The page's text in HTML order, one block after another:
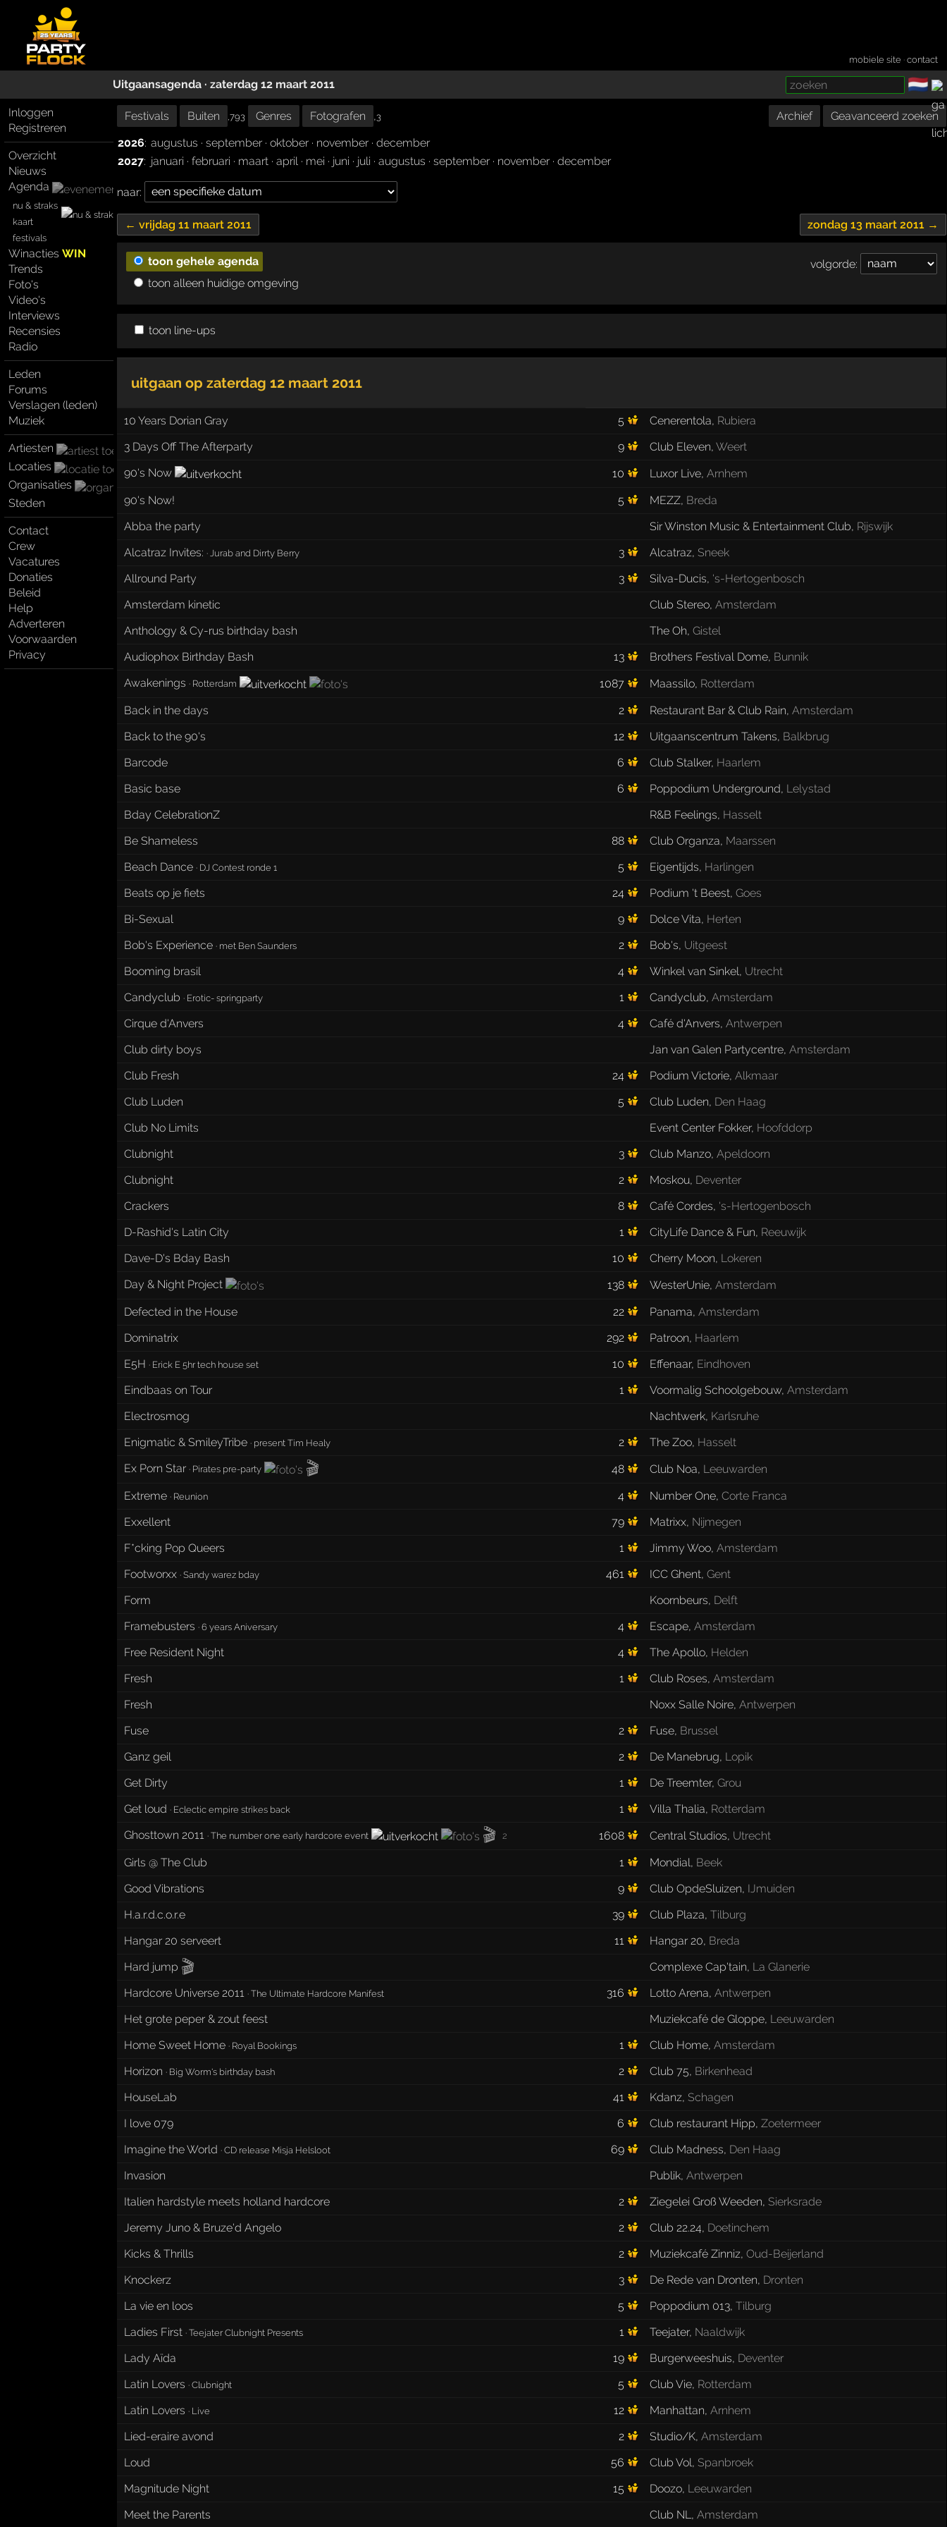
mobiele site ·contact
Uitgaansagenda · zaterdag 12 maart 2011 🇳🇱
Inloggen
Registreren
Overzicht
Nieuws
Agenda
nu & straks
kaart
festivals
WinactiesWIN
Trends
Foto's
Video's
Interviews
Recensies
Radio
Leden
Forums
Verslagen (leden)
Muziek
Artiesten
Locaties
Organisaties
Steden
Contact
Crew
Vacatures
Donaties
Beleid
Help
Adverteren
Voorwaarden
Privacy
Festivals Buiten ,793 Genres Fotografen ,3 Archief
Geavanceerd zoeken
2026: augustus · september · oktober · november · december
2027: januari · februari · maart · april · mei · juni · juli · augustus · september · november · december
naar:
← vrijdag 11 maart 2011 zondag 13 maart 2011 →
volgorde:
toon gehele agenda
toon alleen huidige omgeving
toon line-ups
uitgaan op zaterdag 12 maart 2011
10 Years Dorian Gray 5 Cenerentola, Rubiera
3 Days Off The Afterparty
9 Club Eleven, Weert
90's Now
10 Luxor Live, Arnhem
90's Now!
5 MEZZ, Breda
Abba the party
Sir Winston Music & Entertainment Club, Rijswijk
Alcatraz Invites: · Jurab and Dirrty Berry 3 Alcatraz, Sneek
Allround Party
3 Silva-Ducis, 's-Hertogenbosch
Amsterdam kinetic
Club Stereo, Amsterdam
Anthology & Cy-rus birthday bash
The Oh, Gistel
Audiophox Birthday Bash
13 Brothers Festival Dome, Bunnik
Awakenings · Rotterdam 1087 Maassilo, Rotterdam
Back in the days
2 Restaurant Bar & Club Rain, Amsterdam
Back to the 90's
12 Uitgaanscentrum Takens, Balkbrug
Barcode
6 Club Stalker, Haarlem
Basic base
6 Poppodium Underground, Lelystad
Bday CelebrationZ
R&B Feelings, Hasselt
Be Shameless
88 Club Organza, Maarssen
Beach Dance · DJ Contest ronde 1 5 Eigentijds, Harlingen
Beats op je fiets
24 Podium 't Beest, Goes
Bi-Sexual
9 Dolce Vita, Herten
Bob's Experience · met Ben Saunders 2 Bob's, Uitgeest
Booming brasil
4 Winkel van Sinkel, Utrecht
Candyclub · Erotic- springparty 1 Candyclub, Amsterdam
Cirque d'Anvers
4 Café d'Anvers, Antwerpen
Club dirty boys
Jan van Galen Partycentre, Amsterdam
Club Fresh
24 Podium Victorie, Alkmaar
Club Luden
5 Club Luden, Den Haag
Club No Limits
Event Center Fokker, Hoofddorp
Clubnight
3 Club Manzo, Apeldoorn
Clubnight
2 Moskou, Deventer
Crackers
8 Café Cordes, 's-Hertogenbosch
D-Rashid's Latin City
1 CityLife Dance & Fun, Reeuwijk
Dave-D's Bday Bash
10 Cherry Moon, Lokeren
Day & Night Project
138 WesterUnie, Amsterdam
Defected in the House
22 Panama, Amsterdam
Dominatrix
292 Patroon, Haarlem
E5H · Erick E 5hr tech house set 10 Effenaar, Eindhoven
Eindbaas on Tour
1 Voormalig Schoolgebouw, Amsterdam
Electrosmog
Nachtwerk, Karlsruhe
Enigmatic & SmileyTribe · present Tim Healy 2 The Zoo, Hasselt
Ex Porn Star · Pirates pre-party 🎬 48 Club Noa, Leeuwarden
Extreme · Reunion 4 Number One, Corte Franca
Exxellent
79 Matrixx, Nijmegen
F*cking Pop Queers
1 Jimmy Woo, Amsterdam
Footworxx ·Sandy warez bday 461 ICC Ghent, Gent
Form
Koornbeurs, Delft
Framebusters ·6 years Aniversary 4 Escape, Amsterdam
Free Resident Night
4 The Apollo, Helden
Fresh
1 Club Roses, Amsterdam
Fresh
Noxx Salle Noire, Antwerpen
Fuse
2 Fuse, Brussel
Ganz geil
2 De Manebrug, Lopik
Get Dirty
1 De Treemter, Grou
Get loud · Eclectic empire strikes back 1 Villa Thalia, Rotterdam
Ghosttown 2011 ·The number one early hardcore event 🎬 2 1608 Central Studios, Utrecht
Girls @ The Club
1 Mondial, Beek
Good Vibrations
9 Club OpdeSluizen, IJmuiden
H.a.r.d.c.o.r.e
39 Club Plaza, Tilburg
Hangar 20 serveert
11 Hangar 20, Breda
Hard jump 🎬 Complexe Cap'tain, La Glanerie
Hardcore Universe 2011 ·The Ultimate Hardcore Manifest 316 Lotto Arena, Antwerpen
Het grote peper & zout feest
Muziekcafé de Gloppe, Leeuwarden
Home Sweet Home · Royal Bookings 1 Club Home, Amsterdam
Horizon · Big Worm's birthday bash 2 Club 75, Birkenhead
HouseLab
41 Kdanz, Schagen
I love 079
6 Club restaurant Hipp, Zoetermeer
Imagine the World ·CD release Misja Helsloot 69 Club Madness, Den Haag
Invasion
Publik, Antwerpen
Italien hardstyle meets holland hardcore
2 Ziegelei Groß Weeden, Sierksrade
Jeremy Juno & Bruze'd Angelo
2 Club 22.24, Doetinchem
Kicks & Thrills
2 Muziekcafé Zinniz, Oud-Beijerland
Knockerz
3 De Rede van Dronten, Dronten
La vie en loos
5 Poppodium 013, Tilburg
Ladies First ·Teejater Clubnight Presents 1 Teejater, Naaldwijk
Lady Aïda
19 Burgerweeshuis, Deventer
Latin Lovers ·Clubnight 5 Club Vie, Rotterdam
Latin Lovers · Live 12 Manhattan, Arnhem
Lied-eraire avond
2 Studio/K, Amsterdam
Loud
56 Club Vol, Spanbroek
Magnitude Night
15 Doozo, Leeuwarden
Meet the Parents
Club NL, Amsterdam